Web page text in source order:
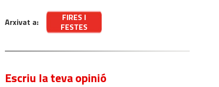
Arxivat a:
FIRES I
FESTES
Escriu la teva opinió